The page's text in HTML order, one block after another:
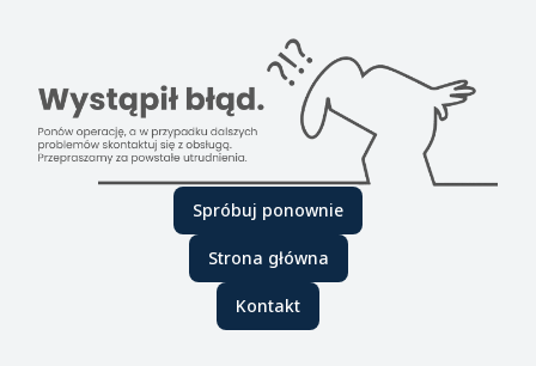
Spróbuj ponownie
Strona główna
Kontakt